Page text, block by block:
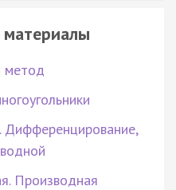
метод
Дифференцирование,
Производная